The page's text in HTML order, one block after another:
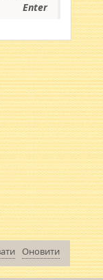
Enter
Оновити